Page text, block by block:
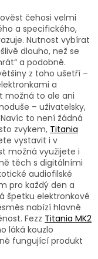
čehosi velmi
a specifického,
Nutnost vybírat
dlouho, než se
a podobně.
z toho ušetří –
a
možná to ale ani
– uživatelsky,
to není žádná
zvykem, Titania
vystavit i v
možná využijete i
těch s digitálními
audiofilské
pro každý den a
špetku elektronkové
nabízí hlavně
Fezz Titania MK2
láká kouzlo
fungující produkt